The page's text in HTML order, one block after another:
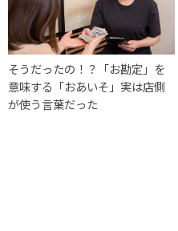
そうだったの！？「お勘定」を
意味する「おあいそ」実は店側
が使う言葉だった